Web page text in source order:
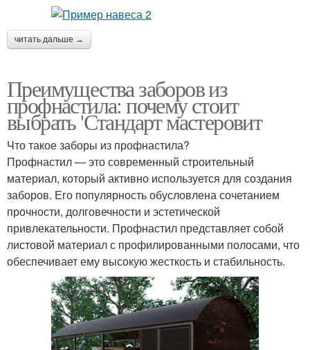
читать дальше →
Преимущества заборов из
профнастила: почему стоит
выбрать 'Стандарт мастеровит
Что такое заборы из профнастила?
Профнастил — это современный строительный
материал, который активно используется для создания
заборов. Его популярность обусловлена сочетанием
прочности, долговечности и эстетической
привлекательности. Профнастил представляет собой
листовой материал с профилированными полосами, что
обеспечивает ему высокую жесткость и стабильность.